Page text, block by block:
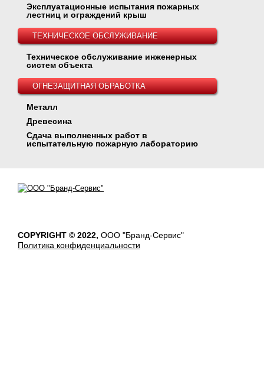
Эксплуатационные испытания пожарных
лестниц и ограждений крыш
ТЕХНИЧЕСКОЕ ОБСЛУЖИВАНИЕ
Техническое обслуживание инженерных
систем объекта
ОГНЕЗАЩИТНАЯ ОБРАБОТКА
Металл
Древесина
Сдача выполненных работ в
испытательную пожарную лабораторию
COPYRIGHT © 2022, ООО "Бранд-Сервис"
Политика конфиденциальности